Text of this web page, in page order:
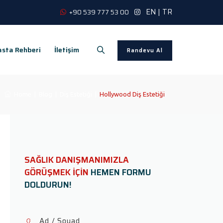
+90 539 777 53 00 EN | TR
Randevu Al
Rehberi İletişim
Hollywood Diş Estetiği
SAĞLIK DANIŞMANIMIZLA
GÖRÜŞMEK İÇİN HEMEN FORMU
DOLDURUN!